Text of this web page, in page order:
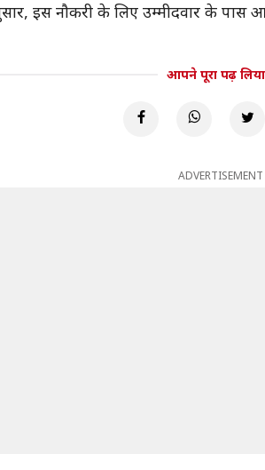
इस नौकरी के लिए उम्मीदवार के पास
आपने पूरा पढ़
ADVERTISEMENT